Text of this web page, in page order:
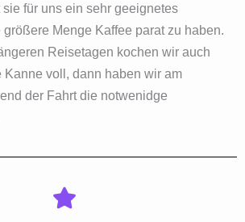
sie für uns ein sehr geeignetes
größere Menge Kaffee parat zu haben.
Reisetagen kochen wir auch
Kanne voll, dann haben wir am
der Fahrt die notwenidge